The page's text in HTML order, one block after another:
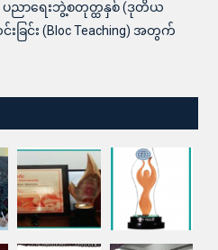
ညာရေးဘွဲ့စတုတ္ထနှစ် (ဒုတိယ
ြင်း (Bloc Teaching) အတွက်